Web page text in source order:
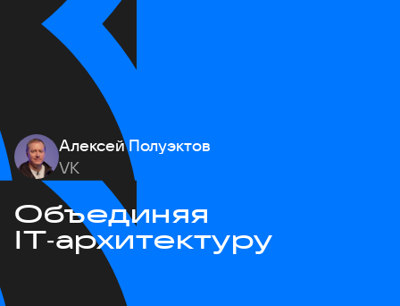
Алексей Полуэктов
VK
Объединяя
IT‑архитектуру